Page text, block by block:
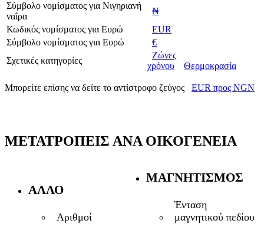
Σύμβολο νομίσματος για Νιγηριανή
ναΐρα
₦
Κωδικός νομίσματος για Ευρώ
EUR
Σύμβολο νομίσματος για Ευρώ
€
Σχετικές κατηγορίες
Ζώνες
χρόνου
Θερμοκρασία
Μπορείτε επίσης να δείτε το αντίστροφο ζεύγος EUR προς NGN
ΜΕΤΑΤΡΟΠΕΊΣ ΑΝΆ ΟΙΚΟΓΈΝΕΙΑ
ΆΛΛΟ
Αριθμοί
ΜΑΓΝΗΤΙΣΜΌΣ
Ένταση
μαγνητικού πεδίου